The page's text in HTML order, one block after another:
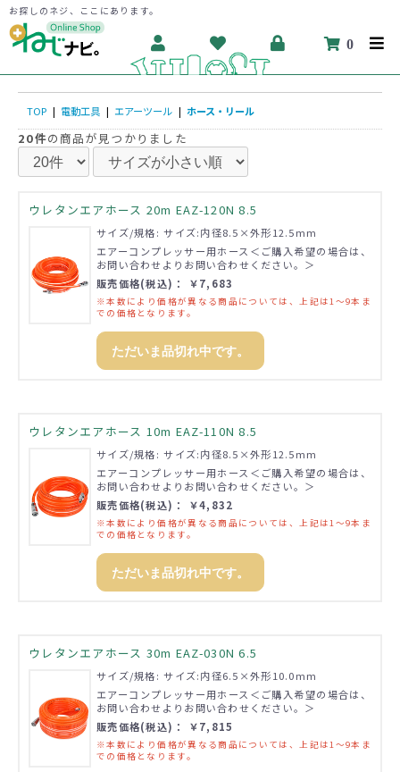
お探しのネジ、ここにあります。
0
TOP | 電動工具 | エアーツール | ホース・リール
20件の商品が見つかりました
ウレタンエアホース 20m EAZ-120N 8.5
サイズ/規格: サイズ:内径8.5×外形12.5mm
エアーコンプレッサー用ホース＜ご購入希望の場合は、
お問い合わせよりお問い合わせください。＞
販売価格(税込)： ￥7,683
※本数により価格が異なる商品については、上記は1～9本ま
での価格となります。
ただいま品切れ中です。
ウレタンエアホース 10m EAZ-110N 8.5
サイズ/規格: サイズ:内径8.5×外形12.5mm
エアーコンプレッサー用ホース＜ご購入希望の場合は、
お問い合わせよりお問い合わせください。＞
販売価格(税込)： ￥4,832
※本数により価格が異なる商品については、上記は1～9本ま
での価格となります。
ただいま品切れ中です。
ウレタンエアホース 30m EAZ-030N 6.5
サイズ/規格: サイズ:内径6.5×外形10.0mm
エアーコンプレッサー用ホース＜ご購入希望の場合は、
お問い合わせよりお問い合わせください。＞
販売価格(税込)： ￥7,815
※本数により価格が異なる商品については、上記は1～9本ま
での価格となります。